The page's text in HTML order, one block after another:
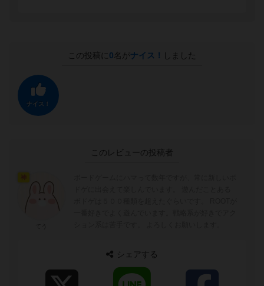
この投稿に 0名がナイス！ しました
ナイス！
このレビューの投稿者
シェアする